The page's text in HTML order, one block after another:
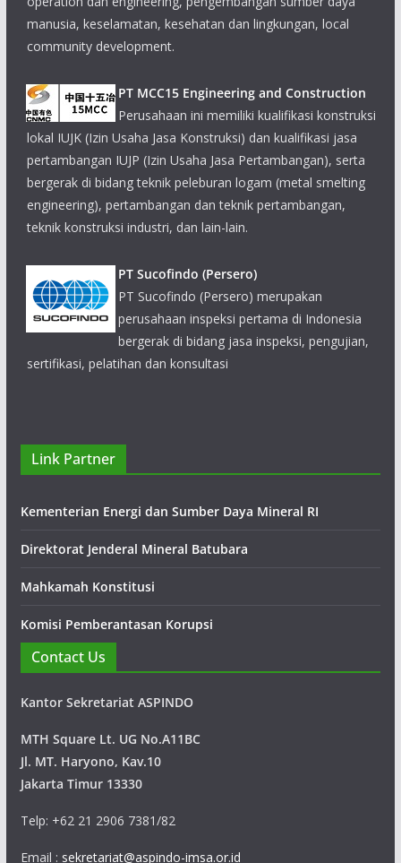
community development.
Perusahaan ini memiliki kualifikasi konstruksi
lokal IUJK (Izin Usaha Jasa Konstruksi) dan kualifikasi jasa
pertambangan IUJP (Izin Usaha Jasa Pertambangan), serta
bergerak di bidang teknik peleburan logam (metal smelting
engineering), pertambangan dan teknik pertambangan,
teknik konstruksi industri, dan lain-lain.
PT Sucofindo (Persero) merupakan
perusahaan inspeksi pertama di Indonesia
bergerak di bidang jasa inspeksi, pengujian,
sertifikasi, pelatihan dan konsultasi
PT Petrosea Tbk. merupakan perusahaan
multi-disiplin yang bergerak di bidang
gas bumi yang telah berpengalaman luas di Indonesia sejak
Link Partner
Kementerian Energi dan Sumber Daya Mineral RI
Direktorat Jenderal Mineral Batubara
Mahkamah Konstitusi
Komisi Pemberantasan Korupsi
Contact Us
Kantor Sekretariat ASPINDO
MTH Square Lt. UG No.A11BC
Jl. MT. Haryono, Kav.10
Jakarta Timur 13330
Telp: +62 21 2906 7381/82
Email : sekretariat@aspindo-imsa.or.id